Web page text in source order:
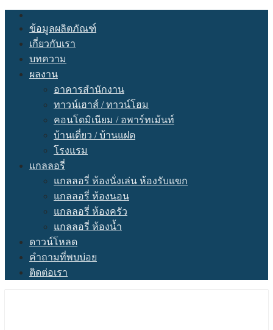
Skip
content
ข้อมูลผลิตภัณฑ์
เกี่ยวกับเรา
บทความ
ผลงาน
อาคารสำนักงาน
ทาวน์เฮาส์ / ทาวน์โฮม
คอนโดมิเนียม / อพาร์ทเม้นท์
บ้านเดี่ยว / บ้านแฝด
โรงแรม
แกลลอรี่
แกลลอรี่ ห้องนั่งเล่น ห้องรับแขก
แกลลอรี่ ห้องนอน
แกลลอรี่ ห้องครัว
แกลลอรี่ ห้องนํ้า
ดาวน์โหลด
คำถามที่พบบ่อย
ติดต่อเรา